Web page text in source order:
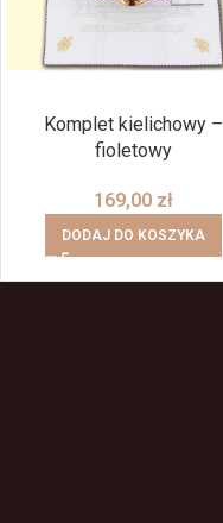
Komplet kielichowy –
fioletowy
169,00 zł
DODAJ DO KOSZYKA